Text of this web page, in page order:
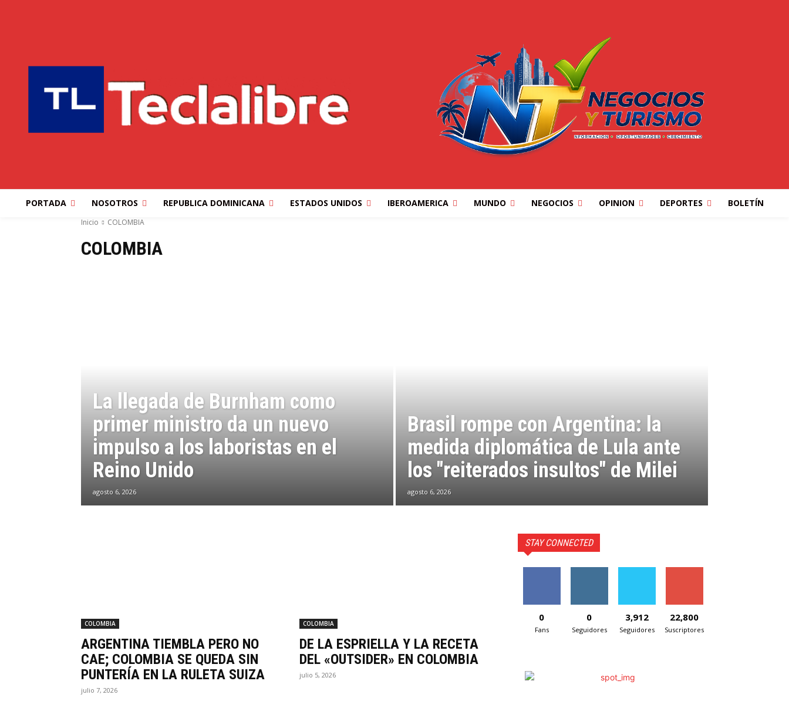
PORTADA NOSOTROS REPUBLICA DOMINICANA ESTADOS UNIDOS IBEROAMERICA MUNDO NEGOCIOS OPINION DEPORTES BOLETÍN
Inicio COLOMBIA
COLOMBIA
La llegada de Burnham como
primer ministro da un nuevo
impulso a los laboristas en el
Reino Unido
agosto 6, 2026
Brasil rompe con Argentina: la
medida diplomática de Lula ante
los "reiterados insultos" de Milei
agosto 6, 2026
COLOMBIA
ARGENTINA TIEMBLA PERO NO
CAE; COLOMBIA SE QUEDA SIN
PUNTERÍA EN LA RULETA SUIZA
julio 7, 2026
COLOMBIA
DE LA ESPRIELLA Y LA RECETA
DEL «OUTSIDER» EN COLOMBIA
julio 5, 2026
STAY CONNECTED
0
Fans
0
Seguidores
3,912
Seguidores
22,800
Suscriptores